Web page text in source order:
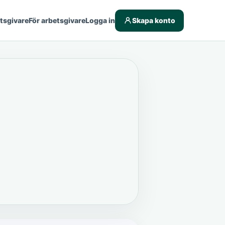
För arbetsgivareLogga in Skapa konto